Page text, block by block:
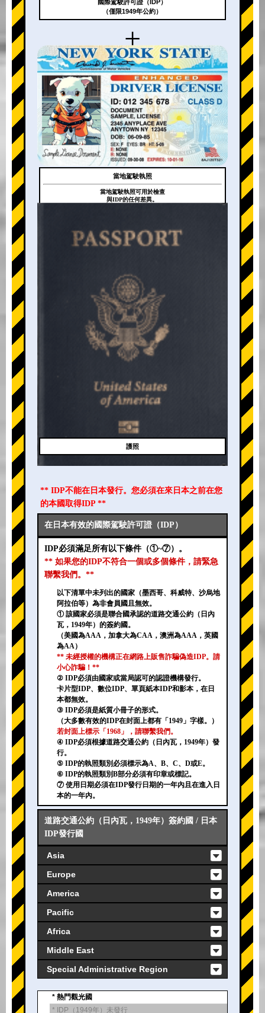
+
+
國際駕駛許可證（IDP）
（僅限1949年公約）
當地駕駛執照
當地駕駛執照可用於檢查
與IDP的任何差異。
護照
** IDP不能在日本發行。您必須在來日本之前在您
的本國取得IDP **
在日本有效的國際駕駛許可證（IDP）
IDP必須滿足所有以下條件（①~⑦）。
** 如果您的IDP不符合一個或多個條件，請緊急
聯繫我們。**
以下清單中未列出的國家（墨西哥、科威特、沙烏地
阿拉伯等）為非會員國且無效。
① 該國家必須是聯合國承認的道路交通公約（日內
瓦，1949年）的簽約國。
（美國為AAA，加拿大為CAA，澳洲為AAA，英國
為AA）
** 未經授權的機構正在網路上販售詐騙偽造IDP。請
小心詐騙！**
② IDP必須由國家或當局認可的認證機構發行。
卡片型IDP、數位IDP、單頁紙本IDP和影本，在日
本都無效。
③ IDP必須是紙質小冊子的形式。
（大多數有效的IDP在封面上都有「1949」字樣。）
若封面上標示「1968」，請聯繫我們。
④ IDP必須根據道路交通公約（日內瓦，1949年）發
行。
⑤ IDP的執照類別必須標示為A、B、C、D或E。
⑥ IDP的執照類別B部分必須有印章或標記。
⑦ 使用日期必須在IDP發行日期的一年內且在進入日
本的一年內。
道路交通公約（日內瓦，1949年）簽約國 / 日本
IDP發行國
Asia
Europe
America
Pacific
Africa
Middle East
Special Administrative Region
* 熱門觀光國
* IDP（1949年）未發行